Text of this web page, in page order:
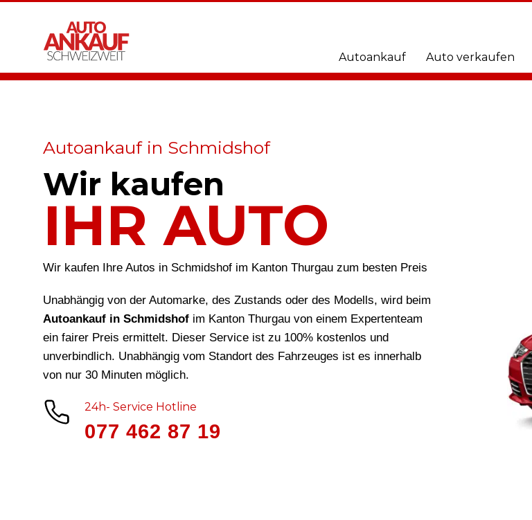
Autoankauf Auto verkaufen
Autoankauf in Schmidshof
Wir kaufen
IHR AUTO
Wir kaufen Ihre Autos in Schmidshof im Kanton Thurgau zum besten Preis
Unabhängig von der Automarke, des Zustands oder des Modells, wird beim
Autoankauf in Schmidshof im Kanton Thurgau von einem Expertenteam
ein fairer Preis ermittelt. Dieser Service ist zu 100% kostenlos und
unverbindlich. Unabhängig vom Standort des Fahrzeuges ist es innerhalb
von nur 30 Minuten möglich.
24h- Service Hotline
077 462 87 19